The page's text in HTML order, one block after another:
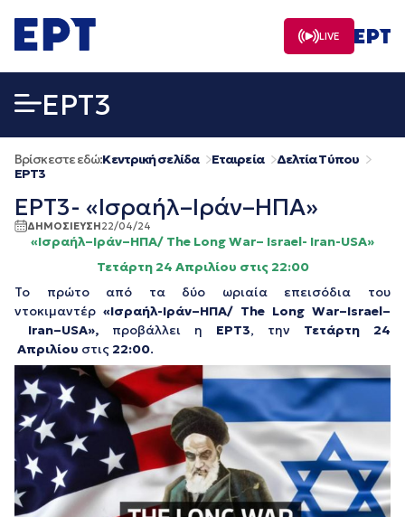
σε
περιεχόμενο
LIVE
EΡΤ3
Βρίσκεστε εδώ:Κεντρική σελίδα Εταιρεία
Δελτία Τύπου
EΡΤ3
ΕΡΤ3- «Ισραήλ–Ιράν–ΗΠΑ»
ΔΗΜΟΣΙΕΥΣΗ22/04/24
«Ισραήλ–Ιράν–ΗΠΑ/ Τhe Long War– Israel- Iran-USA»
Τετάρτη 24 Απριλίου στις 22:00
Το πρώτο από τα δύο ωριαία επεισόδια του
ντοκιμαντέρ «Ισραήλ-Ιράν–ΗΠΑ/ The Long War–Israel–
Iran–USA», προβάλλει η ΕΡΤ3, την Τετάρτη 24
Απριλίου στις 22:00.